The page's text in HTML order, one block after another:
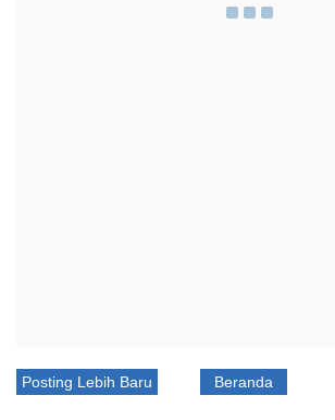
Posting Lebih Baru Beranda